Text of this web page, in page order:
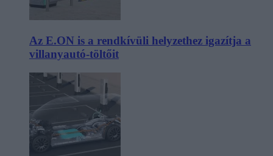
Az E.ON is a rendkívüli helyzethez igazítja a
villanyautó-töltőit